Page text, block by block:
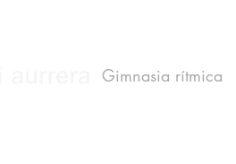
Gimnasia rítmica